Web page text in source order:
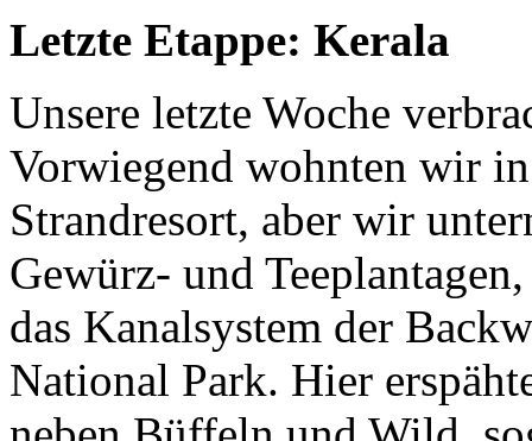
Letzte Etappe: Kerala
Unsere letzte Woche
Vorwiegend wohnten wir
Strandresort, aber wir
Gewürz- und
das Kanalsystem der
National Park. Hier